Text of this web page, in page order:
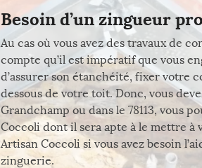
Besoin d’un zingueur
Au cas où vous avez des travaux de
compte qu’il est impératif que vous
d’assurer son étanchéité, fixer votre
dessous de votre toit. Donc, vous
Grandchamp ou dans le 78113, vous
Coccoli dont il sera apte à le mettre à
Artisan Coccoli si vous avez besoin
zinguerie.